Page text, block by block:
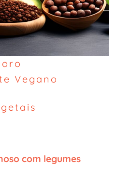
Vegano
com legumes